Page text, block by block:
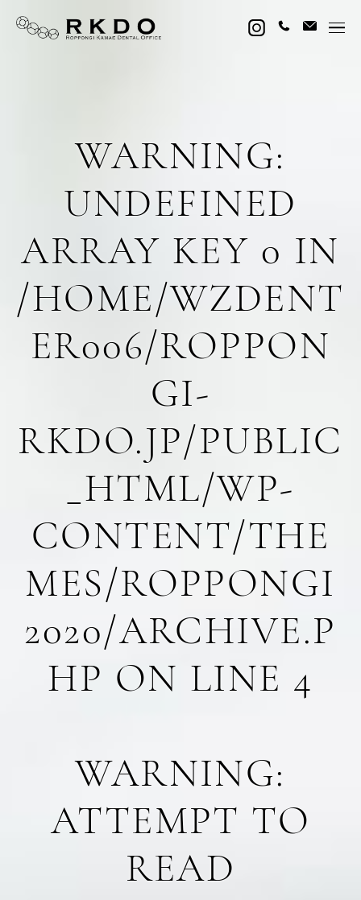
WARNING:
UNDEFINED
ARRAY KEY 0 IN
/HOME/WZDENT
ER006/ROPPON
GI-
RKDO.JP/PUBLIC
_HTML/WP-
CONTENT/THE
MES/ROPPONGI
2020/ARCHIVE.P
HP ON LINE 4
WARNING:
ATTEMPT TO
READ